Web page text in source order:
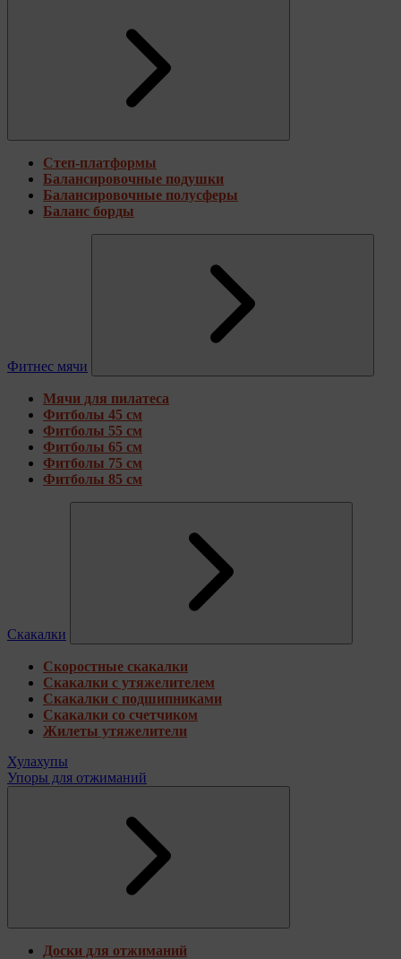
Степ-платформы
Балансировочные подушки
Балансировочные полусферы
Баланс борды
Фитнес мячи
Мячи для пилатеса
Фитболы 45 см
Фитболы 55 см
Фитболы 65 см
Фитболы 75 см
Фитболы 85 см
Скакалки
Скоростные скакалки
Скакалки с утяжелителем
Скакалки с подшипниками
Скакалки со счетчиком
Жилеты утяжелители
Хулахупы
Упоры для отжиманий
Доски для отжиманий